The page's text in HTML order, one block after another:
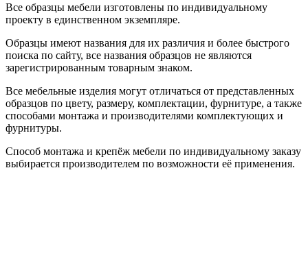
Все образцы мебели изготовлены по индивидуальному
проекту в единственном экземпляре.
Образцы имеют названия для их различия и более быстрого
поиска по сайту, все названия образцов не являются
зарегистрированным товарным знаком.
Все мебельные изделия могут отличаться от представленных
образцов по цвету, размеру, комплектации, фурнитуре, а также
способами монтажа и производителями комплектующих и
фурнитуры.
Способ монтажа и крепёж мебели по индивидуальному заказу
выбирается производителем по возможности её применения.